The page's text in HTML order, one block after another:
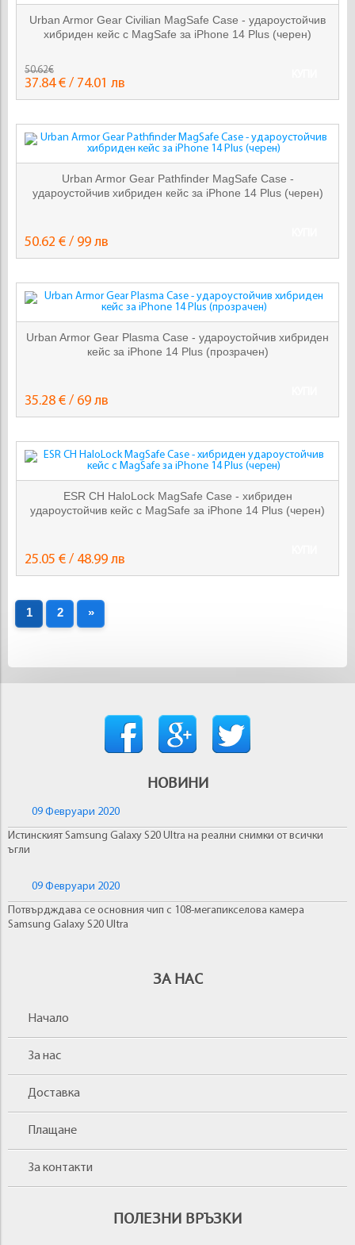
Urban Armor Gear Civilian MagSafe Case - удароустойчив
хибриден кейс с MagSafe за iPhone 14 Plus (черен)
50.62€
37.84 € / 74.01 лв
Urban Armor Gear Pathfinder MagSafe Case -
удароустойчив хибриден кейс за iPhone 14 Plus (черен)
50.62 € / 99 лв
Urban Armor Gear Plasma Case - удароустойчив хибриден
кейс за iPhone 14 Plus (прозрачен)
35.28 € / 69 лв
ESR CH HaloLock MagSafe Case - хибриден
удароустойчив кейс с MagSafe за iPhone 14 Plus (черен)
25.05 € / 48.99 лв
1 2 »
НОВИНИ
09 Февруари 2020
Истинският Samsung Galaxy S20 Ultra на реални снимки от всички
ъгли
09 Февруари 2020
Потвърдждава се основния чип с 108-мегапикселова камера
Samsung Galaxy S20 Ultra
ЗА НАС
Начало
За нас
Доставка
Плащане
За контакти
ПОЛЕЗНИ ВРЪЗКИ